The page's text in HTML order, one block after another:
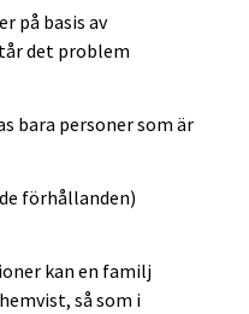
på basis av
det problem
bara personer som är
förhållanden)
kan en familj
så som i